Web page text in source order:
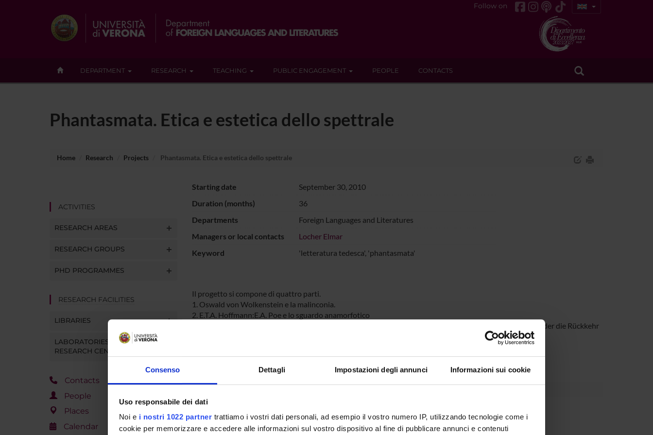
Consenso Dettagli Impostazioni degli annunci Informazioni sui cookie
Uso responsabile dei dati
Noi e i nostri 1022 partner trattiamo i vostri dati personali, ad esempio il vostro numero IP, utilizzando tecnologie come i
cookie per memorizzare e accedere alle informazioni sul vostro dispositivo al fine di pubblicare annunci e contenuti
Follow on
DEPARTMENT RESEARCH TEACHING PUBLIC ENGAGEMENT PEOPLE CONTACTS
Phantasmata. Etica e estetica dello spettrale
Home Research Projects Phantasmata. Etica e estetica dello spettrale
ACTIVITIES
RESEARCH AREAS
RESEARCH GROUPS
PHD PROGRAMMES
RESEARCH FACILITIES
LIBRARIES
LABORATORIES AND
RESEARCH CENTRES
Contacts
People
Places
Calendar
Starting date
September 30, 2010
Duration (months)
36
Departments
Foreign Languages and Literatures
Managers or local contacts
Locher Elmar
Keyword
'letteratura tedesca', 'phantasmata'
Il progetto si compone di quattro parti.
1. Oswald von Wolkenstein e la malinconia.
2. E.T.A. Hoffmann:E.A. Poe e lo sguardo anamorfotico
3. >W.G. Sebald: The time is out of joint. Per una poetica dello spettrale, >Wolfgang Hildesheimer: Tynset oder die Rückkehr
4. La spettralità delle voci (Wolfgang Hilbig, Marcel Beyer: Flughunde und Thomas Hettche: Nox)